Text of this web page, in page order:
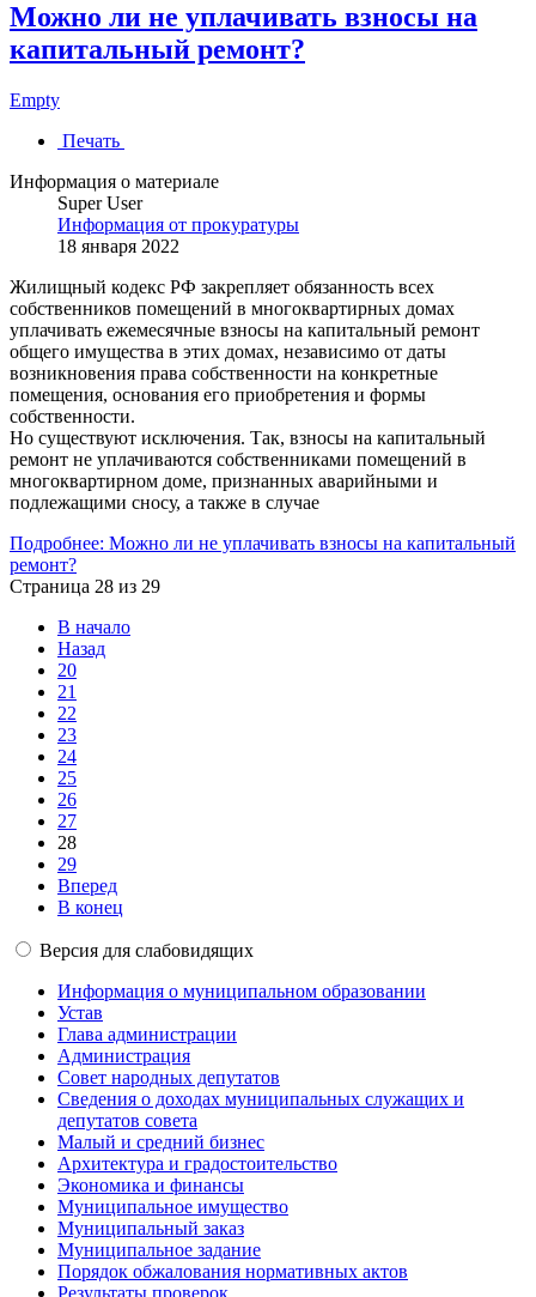
Можно ли не уплачивать взносы на
капитальный ремонт?
Empty
Печать
Информация о материале
Super User
Информация от прокуратуры
18 января 2022
Жилищный кодекс РФ закрепляет обязанность всех
собственников помещений в многоквартирных домах
уплачивать ежемесячные взносы на капитальный ремонт
общего имущества в этих домах, независимо от даты
возникновения права собственности на конкретные
помещения, основания его приобретения и формы
собственности.
Но существуют исключения. Так, взносы на капитальный
ремонт не уплачиваются собственниками помещений в
многоквартирном доме, признанных аварийными и
подлежащими сносу, а также в случае
Подробнее: Можно ли не уплачивать взносы на капитальный
ремонт?
Страница 28 из 29
В начало
Назад
20
21
22
23
24
25
26
27
28
29
Вперед
В конец
Версия для слабовидящих
Информация о муниципальном образовании
Устав
Глава администрации
Администрация
Совет народных депутатов
Сведения о доходах муниципальных служащих и
депутатов совета
Малый и средний бизнес
Архитектура и градостоительство
Экономика и финансы
Муниципальное имущество
Муниципальный заказ
Муниципальное задание
Порядок обжалования нормативных актов